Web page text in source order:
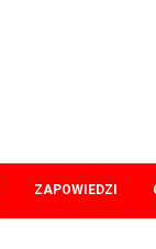
ZAPOWIEDZI